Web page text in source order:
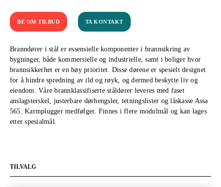
BE OM TILBUD TA KONTAKT
Branndører i stål er essensielle komponenter i brannsikring av
bygninger, både kommersielle og industrielle, samt i boliger hvor
brannsikkerhet er en høy prioritet. Disse dørene er spesielt designet
for å hindre spredning av ild og røyk, og dermed beskytte liv og
eiendom. Våre brannklassifiserte ståldører leveres med faset
anslagsterskel, justerbare dørhengsler, tetningslister og låskasse Assa
565. Karmplugger medfølger. Finnes i flere modulmål og kan lages
etter spesialmål.
TILVALG